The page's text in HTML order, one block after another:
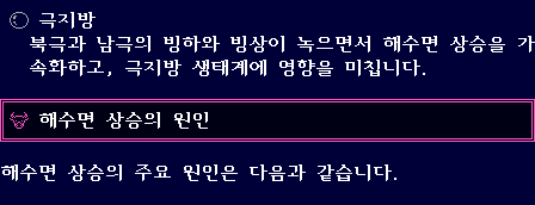
극지방
북극과 남극의 빙하와 빙상이 녹으면서 해수면 상승을 가
속화하고, 극지방 생태계에 영향을 미칩니다.
해수면 상승의 원인
해수면 상승의 주요 원인은 다음과 같습니다.